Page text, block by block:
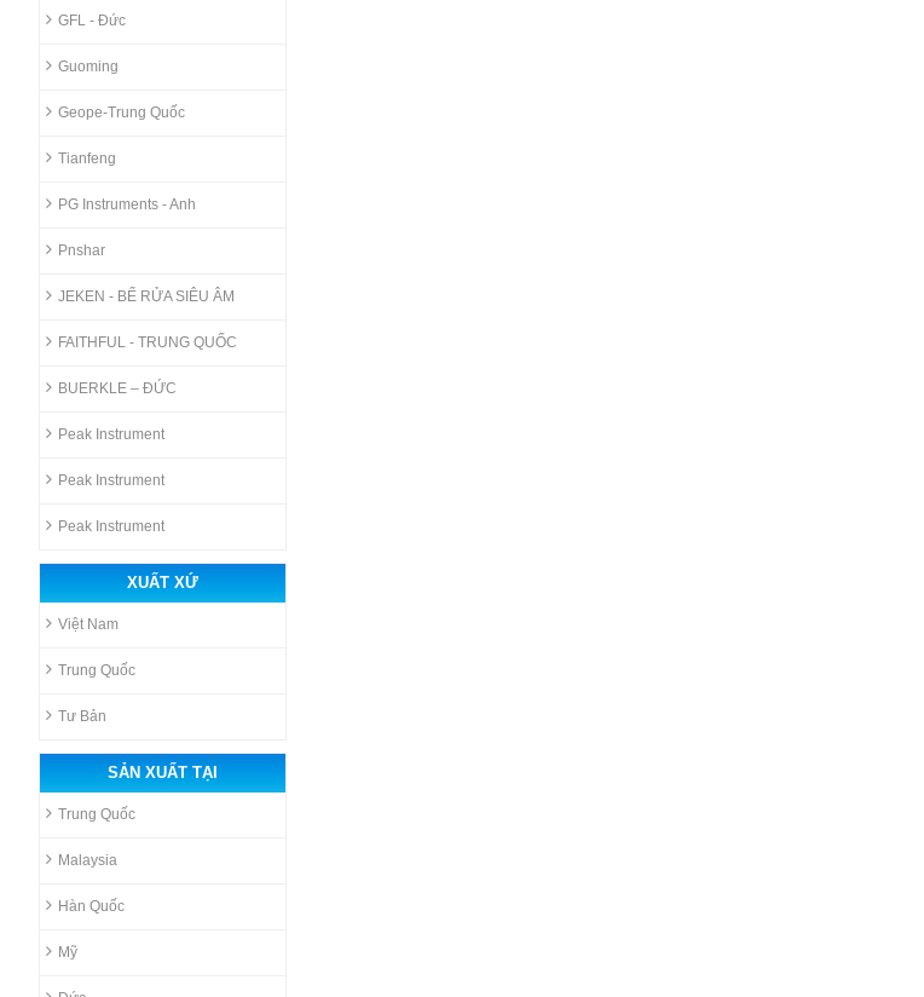
GFL - Đức
Guoming
Geope-Trung Quốc
Tianfeng
PG Instruments - Anh
Pnshar
JEKEN - BỂ RỬA SIÊU ÂM
FAITHFUL - TRUNG QUỐC
BUERKLE – ĐỨC
Peak Instrument
Peak Instrument
Peak Instrument
XUẤT XỨ
Việt Nam
Trung Quốc
Tư Bản
SẢN XUẤT TẠI
Trung Quốc
Malaysia
Hàn Quốc
Mỹ